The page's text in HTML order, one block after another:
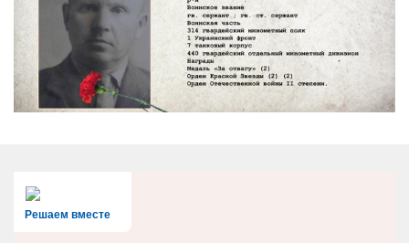
Решаем вместе